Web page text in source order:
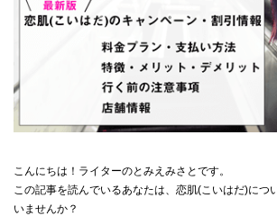
こんにちは！ライターのとみえみさとです。
この記事を読んでいるあなたは、恋肌(こいはだ)につ
いませんか？